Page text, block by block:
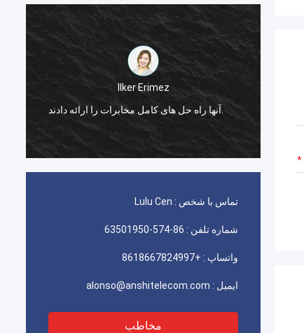
احمد عبدالله
اتصال دهنده های picabond AMP TYCO مورد
استفاده برای ایران telecom عالی کار می کند،
مشتری ما با کیفیت بسیار راضی است.
تماس با شخص : Lulu Cen
شماره تلفن : 86-574-63501950
واتساپ : +8618667824997
ایمیل : alonso@anshitelecom.com
مخاطب